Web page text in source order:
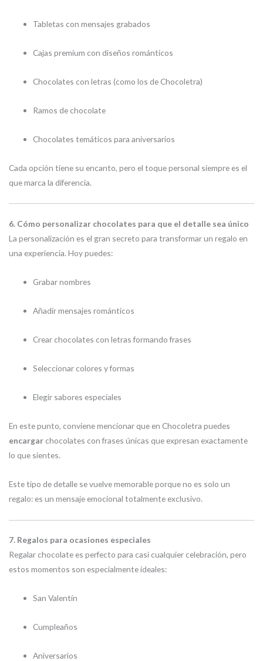
Tabletas con mensajes grabados
Cajas premium con diseños románticos
Chocolates con letras (como los de Chocoletra)
Ramos de chocolate
Chocolates temáticos para aniversarios
Cada opción tiene su encanto, pero el toque personal siempre es el
que marca la diferencia.
6. Cómo personalizar chocolates para que el detalle sea único
La personalización es el gran secreto para transformar un regalo en
una experiencia. Hoy puedes:
Grabar nombres
Añadir mensajes románticos
Crear chocolates con letras formando frases
Seleccionar colores y formas
Elegir sabores especiales
En este punto, conviene mencionar que en Chocoletra puedes
encargar chocolates con frases únicas que expresan exactamente
lo que sientes.
Este tipo de detalle se vuelve memorable porque no es solo un
regalo: es un mensaje emocional totalmente exclusivo.
7. Regalos para ocasiones especiales
Regalar chocolate es perfecto para casi cualquier celebración, pero
estos momentos son especialmente ideales:
San Valentín
Cumpleaños
Aniversarios